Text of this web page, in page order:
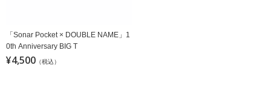
「Sonar Pocket × DOUBLE NAME」1
0th Anniversary BIG T
¥4,500 （税込）